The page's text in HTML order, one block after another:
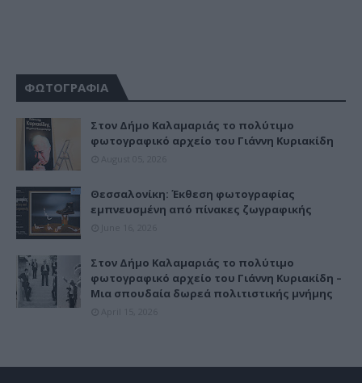
ΦΩΤΟΓΡΑΦΙΑ
Στον Δήμο Καλαμαριάς το πολύτιμο
φωτογραφικό αρχείο του Γιάννη Κυριακίδη
Θεσσαλονίκη: Έκθεση φωτογραφίας
εμπνευσμένη από πίνακες ζωγραφικής
Στον Δήμο Καλαμαριάς το πολύτιμο
φωτογραφικό αρχείο του Γιάννη Κυριακίδη –
Μια σπουδαία δωρεά πολιτιστικής μνήμης